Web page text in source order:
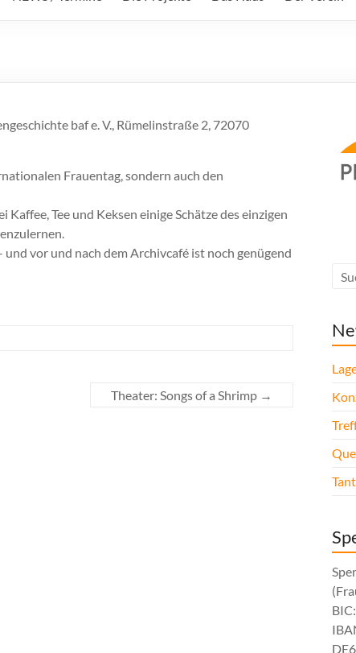
baf e. V., Rümelinstraße 2, 72070
Frauentag, sondern auch den
Tee und Keksen einige Schätze des einzigen
vor und nach dem Archivcafé ist noch genügend
Theater: Songs of a Shrimp →